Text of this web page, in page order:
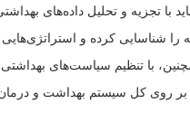
با تجزیه و تحلیل داده‌های
را شناسایی کرده و
با تنظیم سیاست‌های بهداشتی
بر روی کل سیستم بهداشت و درمان